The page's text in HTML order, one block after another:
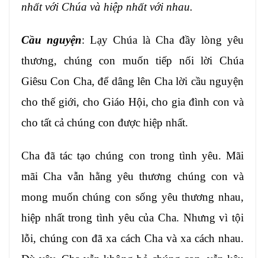
nhất với Chúa và hiệp nhất với nhau.
Cầu nguyện: Lạy Chúa là Cha đầy lòng yêu
thương, chúng con muốn tiếp nối lời Chúa
Giêsu Con Cha, để dâng lên Cha lời cầu nguyện
cho thế giới, cho Giáo Hội, cho gia đình con và
cho tất cả chúng con được hiệp nhất.
Cha đã tác tạo chúng con trong tình yêu. Mãi
mãi Cha vẫn hằng yêu thương chúng con và
mong muốn chúng con sống yêu thương nhau,
hiệp nhất trong tình yêu của Cha. Nhưng vì tội
lỗi, chúng con đã xa cách Cha và xa cách nhau.